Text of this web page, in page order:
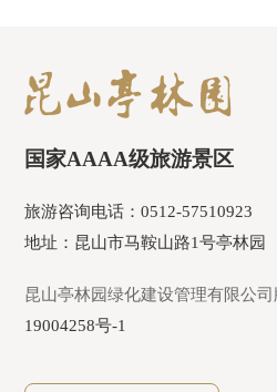
国家AAAA级旅游景区
旅游咨询电话：0512-57510923
地址：昆山市马鞍山路1号亭林园
昆山亭林园绿化建设管理有限公
19004258号-1